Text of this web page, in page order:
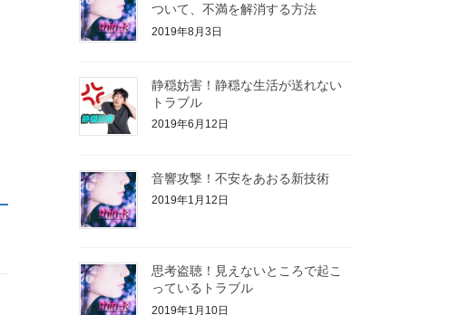
ついて、不満を解消する方法
2019年8月3日
静穏妨害！静穏な生活が送れない
トラブル
2019年6月12日
音響攻撃！不安をあおる新技術
2019年1月12日
思考盗聴！見えないところで起こ
っているトラブル
2019年1月10日